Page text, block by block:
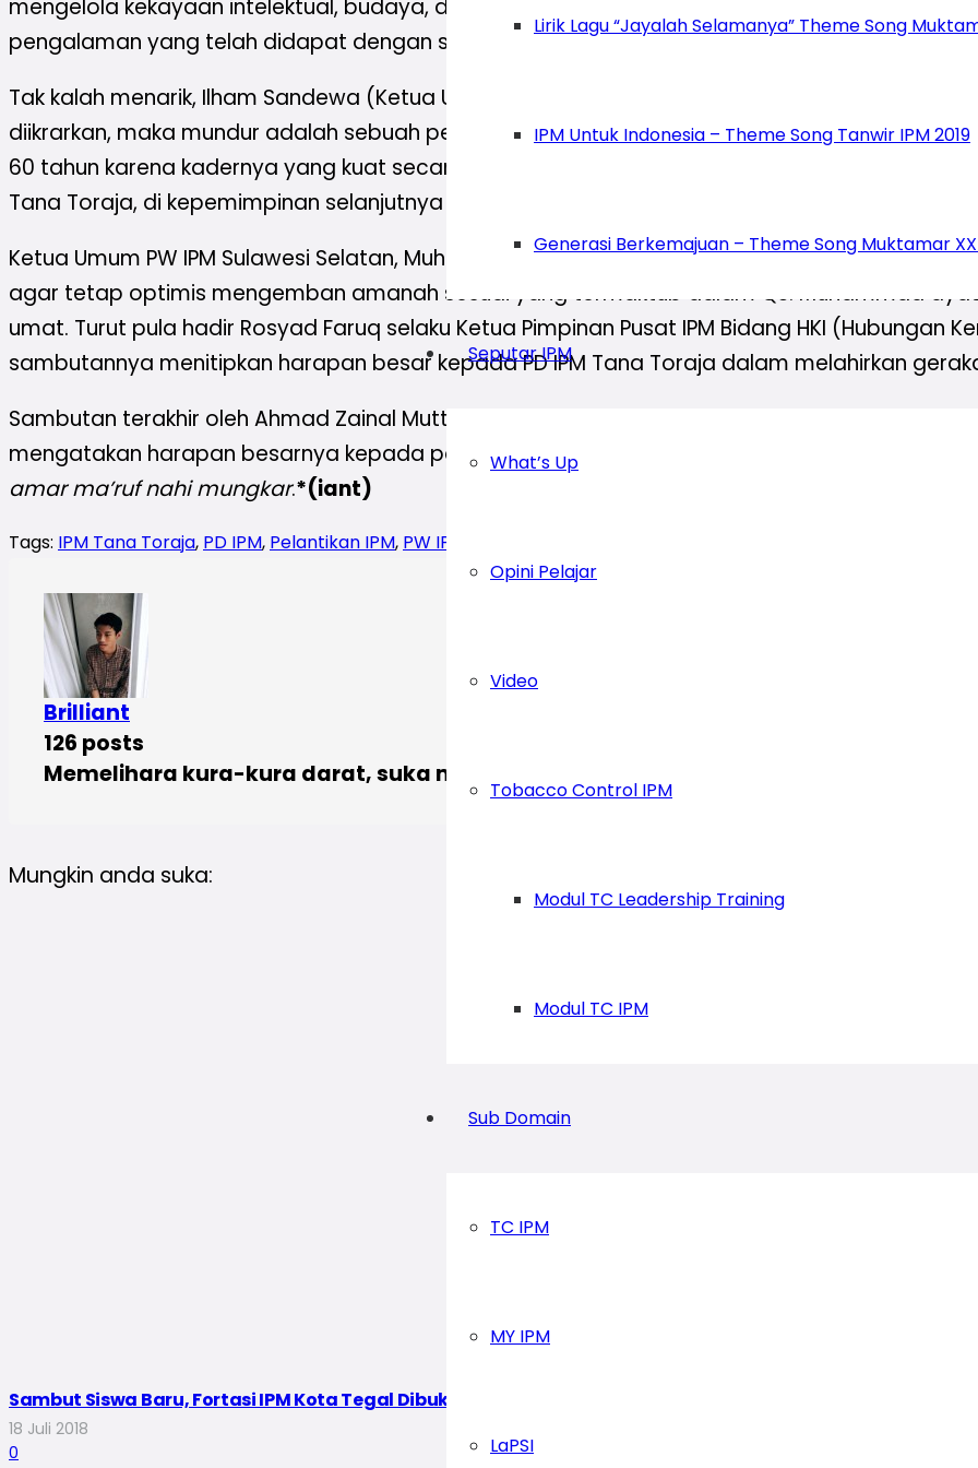
Lirik Lagu “Jayalah Selamanya” Theme Song
IPM Untuk Indonesia – Theme Song Tanwir IPM 2019
Generasi Berkemajuan – Theme Song Muktamar
Seputar IPM
What’s Up
Opini Pelajar
Video
Tobacco Control IPM
Modul TC Leadership Training
Modul TC IPM
Sub Domain
TC IPM
MY IPM
LaPSI
mengelola kekayaan intelektual, budaya, dan alam yang dimiliki Toraja saat ini. Mengelola
pengalaman yang telah didapat dengan semangat mencapai kejayaan bersama bukan
Tak kalah menarik, Ilham Sandewa (Ketua Umum PD IPM Kabupaten Tanah Toraja Periode
diikrarkan, maka mundur adalah sebuah penghianatan. “Ikatan pernikahan pelajar
60 tahun karena kadernya yang kuat secara ideologi dan terus mengelorakan kebaikan di
Tana Toraja, di kepemimpinan selanjutnya kami berharap dengan konsistensi keilmuan dan
Ketua Umum PW IPM Sulawesi Selatan, Muhammad Fepi, juga berkesempatan
agar tetap optimis mengemban amanah sesuai yang termaktub dalam QS. Muhammad
umat. Turut pula hadir Rosyad Faruq selaku Ketua Pimpinan Pusat IPM Bidang HKI (Hubungan
sambutannya menitipkan harapan besar kepada PD IPM Tana Toraja dalam melahirkan
Sambutan terakhir oleh Ahmad Zainal Muttaqin selaku Ketua Umum PD Muhammadiyah
mengatakan harapan besarnya kepada pengurus baru untuk tetap konsisten
amar ma’ruf nahi mungkar.*(iant)
Tags: IPM Tana Toraja, PD IPM, Pelantikan IPM, PW IPM
Brilliant
126 posts
Memelihara kura-kura darat, suka menulis, dan pernah dibilang mirip Nicholas
Mungkin anda suka:
Sambut Siswa Baru, Fortasi IPM Kota Tegal Dibuka dengan Apel Akbar dan Pawai Ta’aruf
18 Juli 2018
0